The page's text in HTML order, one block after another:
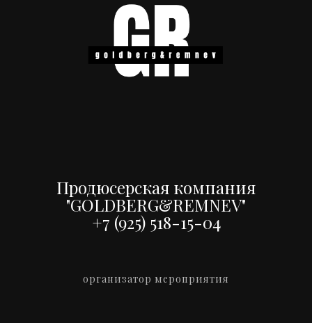
Продюсерская компания
"GOLDBERG&REMNEV"
+7 (925) 518-15-04
организатор мероприятия